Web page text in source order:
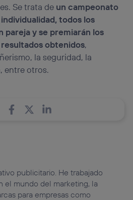
Se trata de un campeonato
todos los
pareja y se premiarán los
obtenidos,
la seguridad, la
entre otros.
publicitario. He trabajado
el mundo del marketing, la
para empresas como